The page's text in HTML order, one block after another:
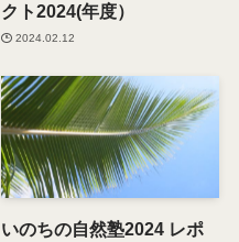
クト2024(年度）
2024.02.12
いのちの自然塾2024 レポ